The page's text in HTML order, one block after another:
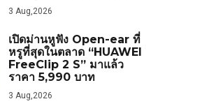
3 Aug,2026
เปิดม่านหูฟัง Open-ear ที่
หรูที่สุดในตลาด “HUAWEI
FreeClip 2 S” มาแล้ว
ราคา 5,990 บาท
3 Aug,2026